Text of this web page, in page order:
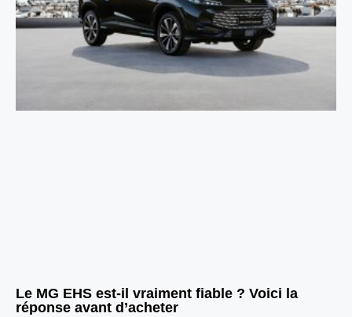
Le MG EHS est-il vraiment fiable ? Voici la
réponse avant d’acheter